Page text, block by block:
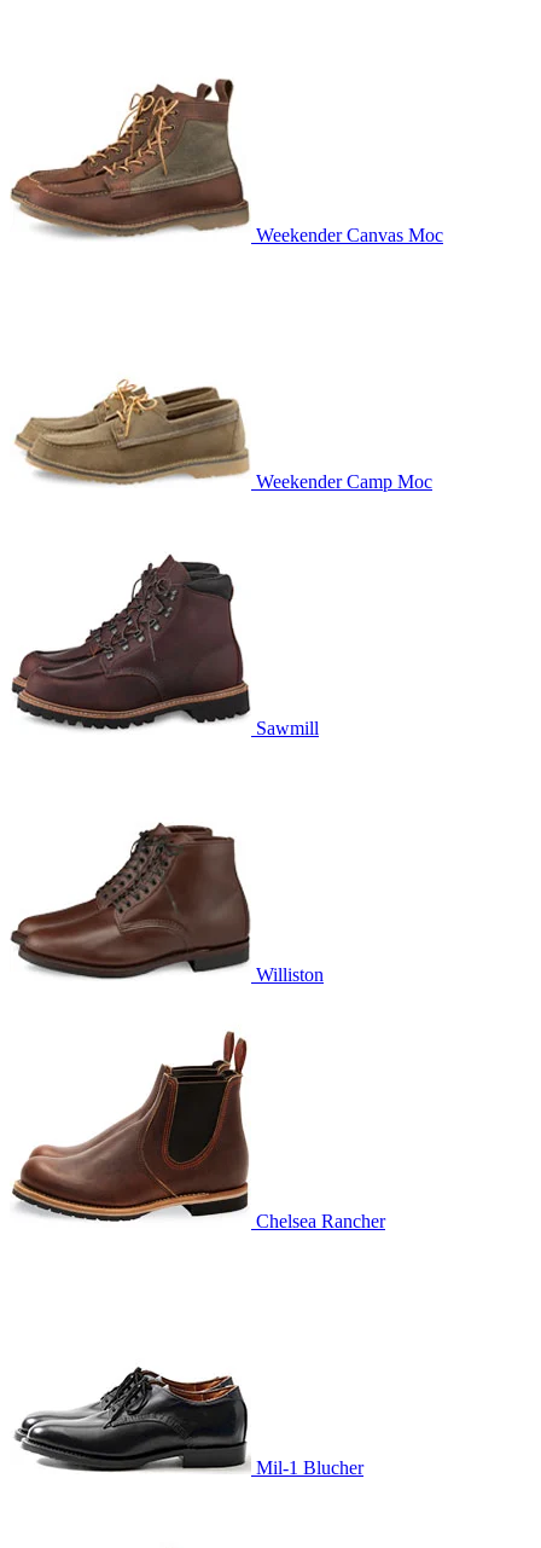
Weekender Canvas Moc
Weekender Camp Moc
Sawmill
Williston
Chelsea Rancher
Mil-1 Blucher